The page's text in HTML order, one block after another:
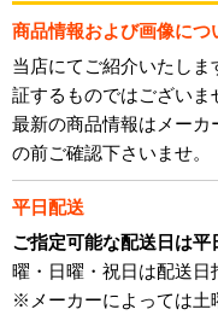
商品情報および画像につ
当店にてご紹介いたし
証するものではございま
最新の商品情報はメーカ
の前ご確認下さいませ。
平日配送
ご指定可能な配送日は平
曜・日曜・祝日は配送日
※メーカーによっては土